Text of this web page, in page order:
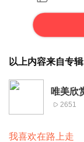
以上内容来自专辑
唯美欣
2651
我喜欢在路上走